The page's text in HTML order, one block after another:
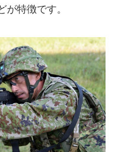
が特徴です。